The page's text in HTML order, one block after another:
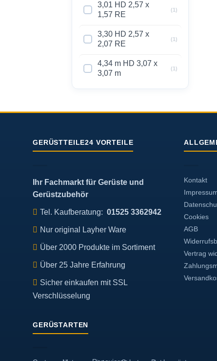
3,01 HD 2,57 x
1,57 RE
(1)
3,30 HD 2,57 x
2,07 RE
(1)
4,34 m HD 3,07 x
3,07 m
(1)
GERÜSTTEILE24 VORTEILE
Ihr Fachmarkt für Gerüste und
Gerüstzubehör
Tel. Kaufberatung: 01525 3362942
Nur original Layher Ware
Über 2000 Produkte im Sortiment
Über 25 Jahre Erfahrung
Sicher einkaufen mit SSL
Verschlüsselung
Kontakt
Cookies
AGB
Vertrag
GERÜSTARTEN